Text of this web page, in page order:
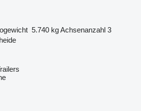
5.740 kgAchsenanzahl 3